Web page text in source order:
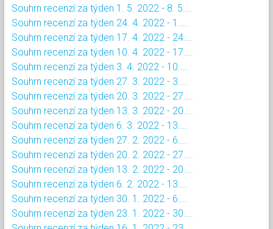
Souhrn recenzí za týden 1. 5. 2022 - 8. 5....
Souhrn recenzí za týden 24. 4. 2022 - 1....
Souhrn recenzí za týden 17. 4. 2022 - 24....
Souhrn recenzí za týden 10. 4. 2022 - 17....
Souhrn recenzí za týden 3. 4. 2022 - 10....
Souhrn recenzí za týden 27. 3. 2022 - 3....
Souhrn recenzí za týden 20. 3. 2022 - 27....
Souhrn recenzí za týden 13. 3. 2022 - 20....
Souhrn recenzí za týden 6. 3. 2022 - 13....
Souhrn recenzí za týden 27. 2. 2022 - 6....
Souhrn recenzí za týden 20. 2. 2022 - 27....
Souhrn recenzí za týden 13. 2. 2022 - 20....
Souhrn recenzí za týden 6. 2. 2022 - 13....
Souhrn recenzí za týden 30. 1. 2022 - 6....
Souhrn recenzí za týden 23. 1. 2022 - 30....